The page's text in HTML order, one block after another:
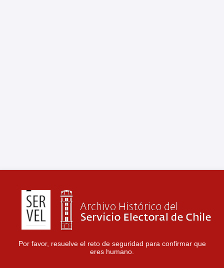
Por favor, resuelve el reto de seguridad para confirmar que
eres humano.